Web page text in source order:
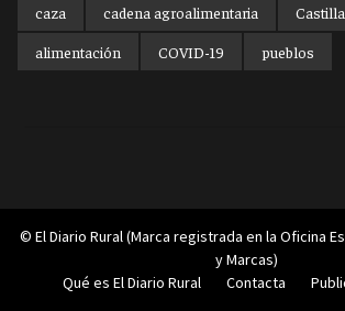
caza
cadena agroalimentaria
alimentación
COVID-19 pueblos
© El Diario Rural (Marca registrada en la Oficina
y Marcas)
Qué es El Diario Rural
Contacta